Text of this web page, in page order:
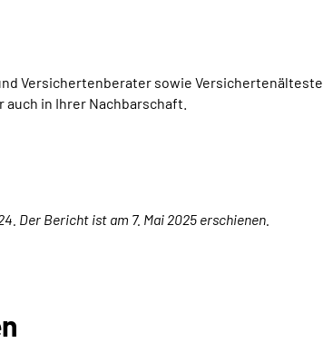
Versichertenberater sowie Versichertenälteste
auch in Ihrer Nachbarschaft.
Der Bericht ist am 7. Mai 2025 erschienen.